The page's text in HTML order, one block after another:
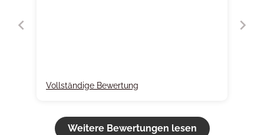
Vollständige Bewertung
Weitere Bewertungen lesen